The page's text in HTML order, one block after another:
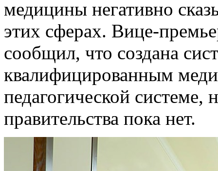
медицины негативно
этих сферах. Вице-
сообщил, что создана
квалифицированным
педагогической
правительства пока нет.